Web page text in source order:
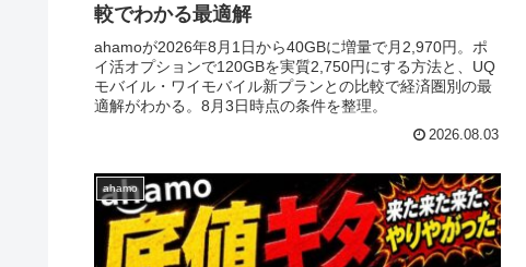
較でわかる最適解
ahamoが2026年8月1日から40GBに増量で月2,970円。ポ
イ活オプションで120GBを実質2,750円にする方法と、UQ
モバイル・ワイモバイル新プランとの比較で経済圏別の最
適解がわかる。8月3日時点の条件を整理。
2026.08.03
ahamo